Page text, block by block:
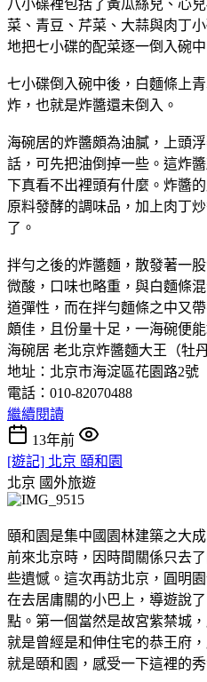
八小碟裡包括了黃瓜絲兒、心
菜、青豆、芹菜、大蒜與肉丁
地把七小碟的配菜逐一倒入碗中
七小碟倒入碗中後，白麵條上
炸，也就是炸醬還未倒入。
海碗居的炸醬頗為油膩，上頭
話，可先把油倒掉一些。這炸
下真看不出裡頭有什麼。炸醬
原料發酵的調味品，加上肉丁
了。
拌勻之後的炸醬麵，散發著一
微酸，口味也略重，與白麵條
道彈性，而在拌勻麵條之中又
頗佳，且份量十足，一海碗便能
海碗居 老北京炸醬麵大王（牡丹
地址：北京市海淀區花園路2號
電話：010-82070488
繼續閱讀
13年前
[遊記] 北京 頤和園
北京 國外旅遊
頤和園是集中國園林建築之大
前來北京時，因時間關係只去
些遺憾。這次再訪北京，圓明
在去居庸關的小巴上，導遊說
點。第一個當然是故宮紫禁城
就是曾經是和伸住宅的恭王府
就是頤和園，感受一下這裡的秀